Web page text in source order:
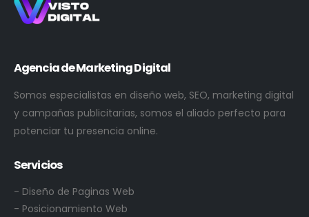
Agencia de Marketing Digital
Somos especialistas en diseño web, SEO, marketing digital
y campañas publicitarias, somos el aliado perfecto para
potenciar tu presencia online.
Servicios
- Diseño de Paginas Web
- Posicionamiento Web